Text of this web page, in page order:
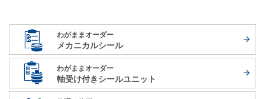
わがままオーダー
メカニカルシール
わがままオーダー
軸受け付きシールユニット